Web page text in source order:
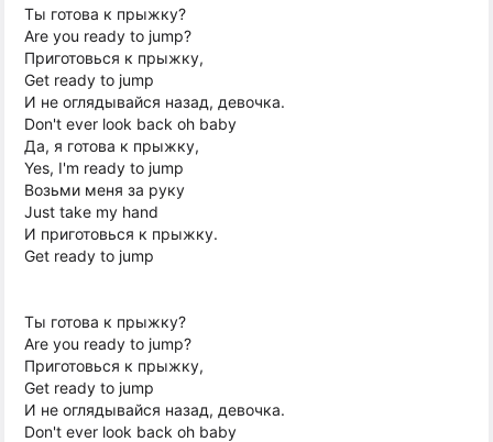
Ты готова к прыжку?
Are you ready to jump?
Приготовься к прыжку,
Get ready to jump
И не оглядывайся назад, девочка.
Don't ever look back oh baby
Да, я готова к прыжку,
Yes, I'm ready to jump
Возьми меня за руку
Just take my hand
И приготовься к прыжку.
Get ready to jump
Ты готова к прыжку?
Are you ready to jump?
Приготовься к прыжку,
Get ready to jump
И не оглядывайся назад, девочка.
Don't ever look back oh baby